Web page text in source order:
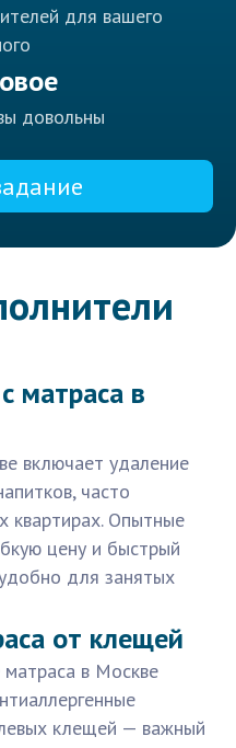
для вашего
довольны
матраса в
включает удаление
часто
квартирах. Опытные
цену и быстрый
для занятых
от клещей
в Москве
клещей — важный